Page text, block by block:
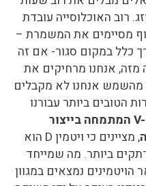
רוב האוכלוסייה עובדת
מסיימים את המשמרת –
כלל במקום סגור- אם זה
מזה, אנחנו מרחיקים את
אנחנו לא מקבלים
הטובים ביותר עבורנו
המתמחה בייצור
, מציינים כי ויטמין D הוא
ביותר. מה שמייחד
נמצאים במגוון